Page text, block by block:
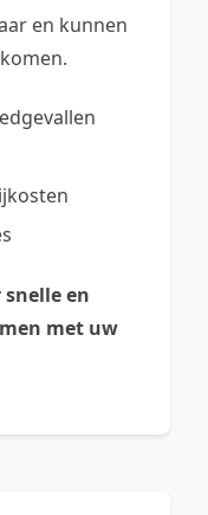
en kunnen
snelle en
met uw